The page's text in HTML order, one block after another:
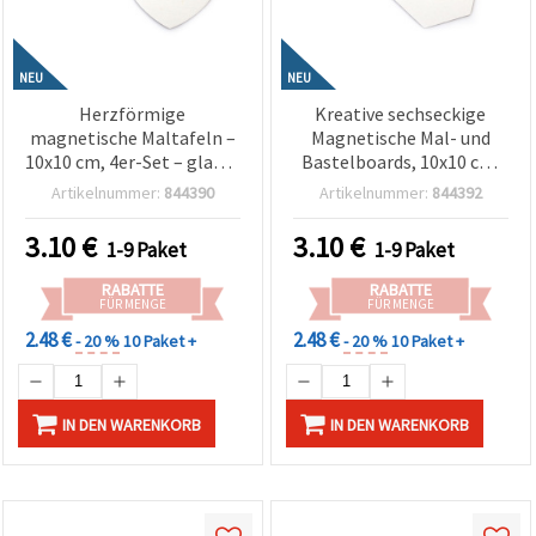
NEU
Herzförmige
magnetische Maltafeln –
10x10 cm, 4er-Set – glatte
Oberfläche zum Malen &
Kinderbasteln, DIY-
Geschenke & Wohndeko
Artikelnummer: 844390
3.10€ 1-9 Paket
RABATTE
FÜR MENGE
2.48 €- 20 %10 Paket +
IN DEN WARENKORB
NEU
Kreative sechseckige
Magnetische Mal- und
Bastelboards, 10x10 cm,
Set von 4 – Glatte
zum Bemalen &
Dekorieren, ideal für
Kinderbasteln und DIY-
Wohndeko
Artikelnummer: 844392
3.10€ 1-9 Paket
RABATTE
FÜR MENGE
2.48 €- 20 %10 Paket +
IN DEN WARENKORB